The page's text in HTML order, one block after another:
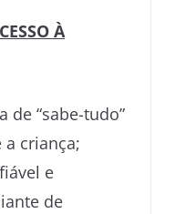
À
de “sabe-tudo”
a criança;
e
de